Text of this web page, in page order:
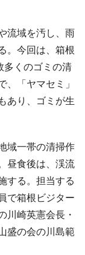
流域を汚し、雨
。今回は、箱根
多くのゴミの清
「ヤマセミ」
あり、ゴミが生
域一帯の清掃作
昼食後は、渓流
する。担当する
で箱根ビジター
川崎英憲会長・
盛の会の川島範